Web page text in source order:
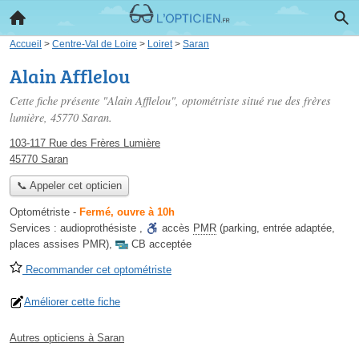
Accueil > Centre-Val de Loire > Loiret> Saran
Alain Afflelou
Cette fiche présente "Alain Afflelou", optométriste situé rue des frères
lumière, 45770 Saran.
103-117 Rue des Frères Lumière
45770 Saran
📞 Appeler cet opticien
Optométriste - Fermé, ouvre à 10h
Services : audioprothésiste , accès PMR (parking, entrée adaptée,
places assises PMR), CB acceptée
Recommander cet optométriste
Améliorer cette fiche
Autres opticiens à Saran